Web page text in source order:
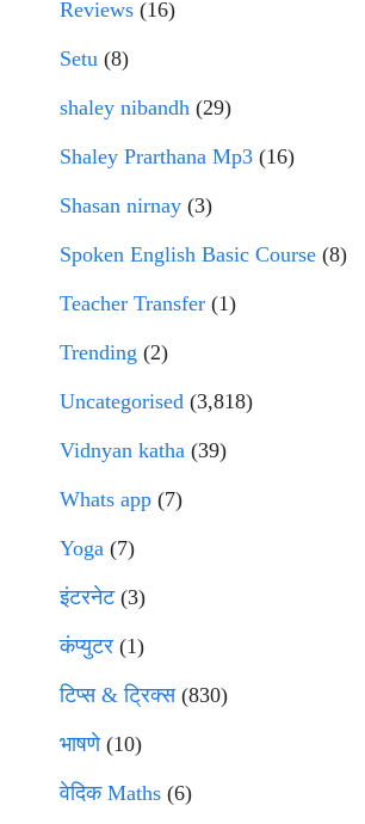
Reviews (16)
Setu (8)
shaley nibandh (29)
Shaley Prarthana Mp3 (16)
Shasan nirnay (3)
Spoken English Basic Course (8)
Teacher Transfer (1)
Trending (2)
Uncategorised (3,818)
Vidnyan katha (39)
Whats app (7)
Yoga (7)
इंटरनेट(3)
कंप्युटर (1)
टिप्स & ट्रिक्स(830)
भाषणे(10)
वेदिक Maths (6)